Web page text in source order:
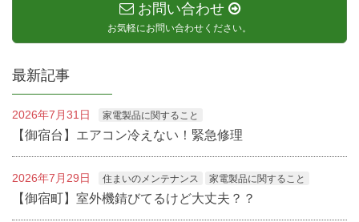
お問い合わせ
お気軽にお問い合わせください。
最新記事
2026年7月31日 家電製品に関すること
【御宿台】エアコン冷えない！緊急修理
2026年7月29日 住まいのメンテナンス 家電製品に関すること
【御宿町】室外機錆びてるけど大丈夫？？